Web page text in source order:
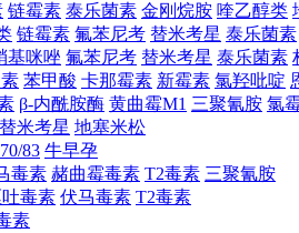
链霉素 泰乐菌素 金刚烷胺 喹乙醇类
链霉素 氟苯尼考 替米考星 泰乐菌素
基咪唑 氟苯尼考 替米考星 泰乐菌素
苯甲酸 卡那霉素 新霉素 氯羟吡啶
β-内酰胺酶 黄曲霉M1 三聚氰胺 氯
替米考星 地塞米松
83 牛早孕
毒素 赭曲霉毒素 T2毒素 三聚氰胺
毒素 伏马毒素 T2毒素
素